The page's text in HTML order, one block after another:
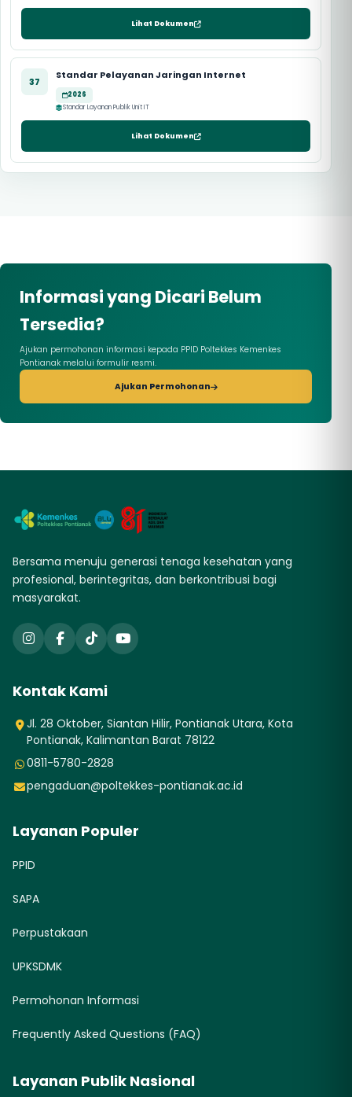
Lihat Dokumen
37
Standar Pelayanan Jaringan Internet
2026
Standar Layanan Publik Unit IT
Lihat Dokumen
Informasi yang Dicari Belum
Tersedia?
Ajukan permohonan informasi kepada PPID Poltekkes Kemenkes
Pontianak melalui formulir resmi.
Ajukan Permohonan
Bersama menuju generasi tenaga kesehatan yang
profesional, berintegritas, dan berkontribusi bagi
masyarakat.
Kontak Kami
Jl. 28 Oktober, Siantan Hilir, Pontianak Utara, Kota
Pontianak, Kalimantan Barat 78122
0811-5780-2828
pengaduan@poltekkes-pontianak.ac.id
Layanan Populer
PPID
SAPA
Perpustakaan
UPKSDMK
Permohonan Informasi
Frequently Asked Questions (FAQ)
Layanan Publik Nasional